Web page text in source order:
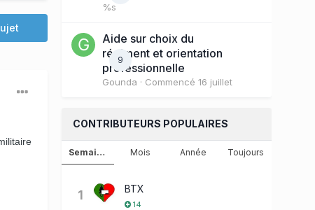
%s
9
Aide sur choix du
régiment et orientation
professionnelle
Gounda · Commencé 16 juillet
CONTRIBUTEURS POPULAIRES
Semaine Mois Année Toujours
1 BTX
14